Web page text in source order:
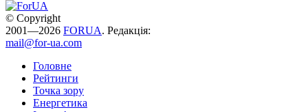
© Copyright
2001—2026 FORUA. Редакція:
mail@for-ua.com
Головне
Рейтинги
Точка зору
Енергетика